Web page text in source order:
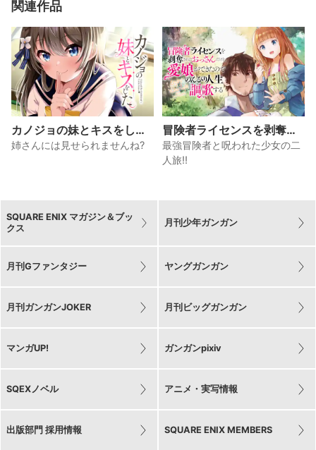
関連作品
カノジョの妹とキスをし
た。
姉さんには見せられませんね?
冒険者ライセンスを剥奪さ
れたおっさんだけど、愛娘
ができたのでのんびり人生
を謳歌する
最強冒険者と呪われた少女の二
人旅!!
SQUARE ENIX マガジン＆ブッ
クス
月刊少年ガンガン
月刊Gファンタジー ヤングガンガン
月刊ガンガンJOKER 月刊ビッグガンガン
マンガUP! ガンガンpixiv
SQEXノベル アニメ・実写情報
出版部門 採用情報 SQUARE ENIX MEMBERS